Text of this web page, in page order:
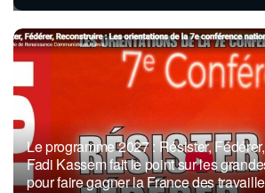
Le programme 2027 : Résister,
Fadi Kassem fait le point sur les
pour faire gagner la France des